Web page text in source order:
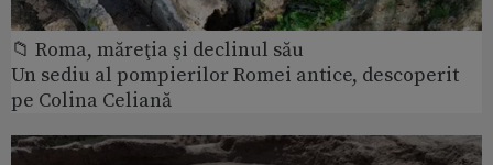
📁 Roma, măreţia şi declinul său
Un sediu al pompierilor Romei antice, descoperit
pe Colina Celiană